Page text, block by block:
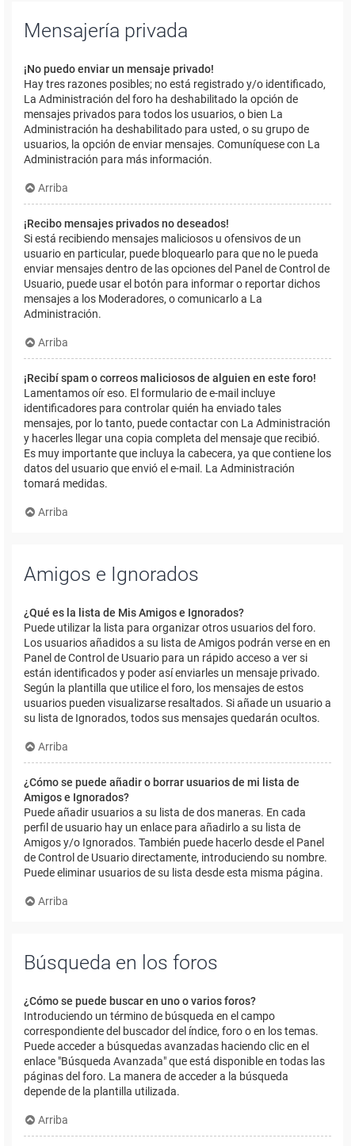
Mensajería privada
¡No puedo enviar un mensaje privado!
Hay tres razones posibles; no está registrado y/o identificado,
La Administración del foro ha deshabilitado la opción de
mensajes privados para todos los usuarios, o bien La
Administración ha deshabilitado para usted, o su grupo de
usuarios, la opción de enviar mensajes. Comuníquese con La
Administración para más información.
Arriba
¡Recibo mensajes privados no deseados!
Si está recibiendo mensajes maliciosos u ofensivos de un
usuario en particular, puede bloquearlo para que no le pueda
enviar mensajes dentro de las opciones del Panel de Control de
Usuario, puede usar el botón para informar o reportar dichos
mensajes a los Moderadores, o comunicarlo a La
Administración.
Arriba
¡Recibí spam o correos maliciosos de alguien en este foro!
Lamentamos oír eso. El formulario de e-mail incluye
identificadores para controlar quién ha enviado tales
mensajes, por lo tanto, puede contactar con La Administración
y hacerles llegar una copia completa del mensaje que recibió.
Es muy importante que incluya la cabecera, ya que contiene los
datos del usuario que envió el e-mail. La Administración
tomará medidas.
Arriba
Amigos e Ignorados
¿Qué es la lista de Mis Amigos e Ignorados?
Puede utilizar la lista para organizar otros usuarios del foro.
Los usuarios añadidos a su lista de Amigos podrán verse en en
Panel de Control de Usuario para un rápido acceso a ver si
están identificados y poder así enviarles un mensaje privado.
Según la plantilla que utilice el foro, los mensajes de estos
usuarios pueden visualizarse resaltados. Si añade un usuario a
su lista de Ignorados, todos sus mensajes quedarán ocultos.
Arriba
¿Cómo se puede añadir o borrar usuarios de mi lista de
Amigos e Ignorados?
Puede añadir usuarios a su lista de dos maneras. En cada
perfil de usuario hay un enlace para añadirlo a su lista de
Amigos y/o Ignorados. También puede hacerlo desde el Panel
de Control de Usuario directamente, introduciendo su nombre.
Puede eliminar usuarios de su lista desde esta misma página.
Arriba
Búsqueda en los foros
¿Cómo se puede buscar en uno o varios foros?
Introduciendo un término de búsqueda en el campo
correspondiente del buscador del índice, foro o en los temas.
Puede acceder a búsquedas avanzadas haciendo clic en el
enlace "Búsqueda Avanzada" que está disponible en todas las
páginas del foro. La manera de acceder a la búsqueda
depende de la plantilla utilizada.
Arriba